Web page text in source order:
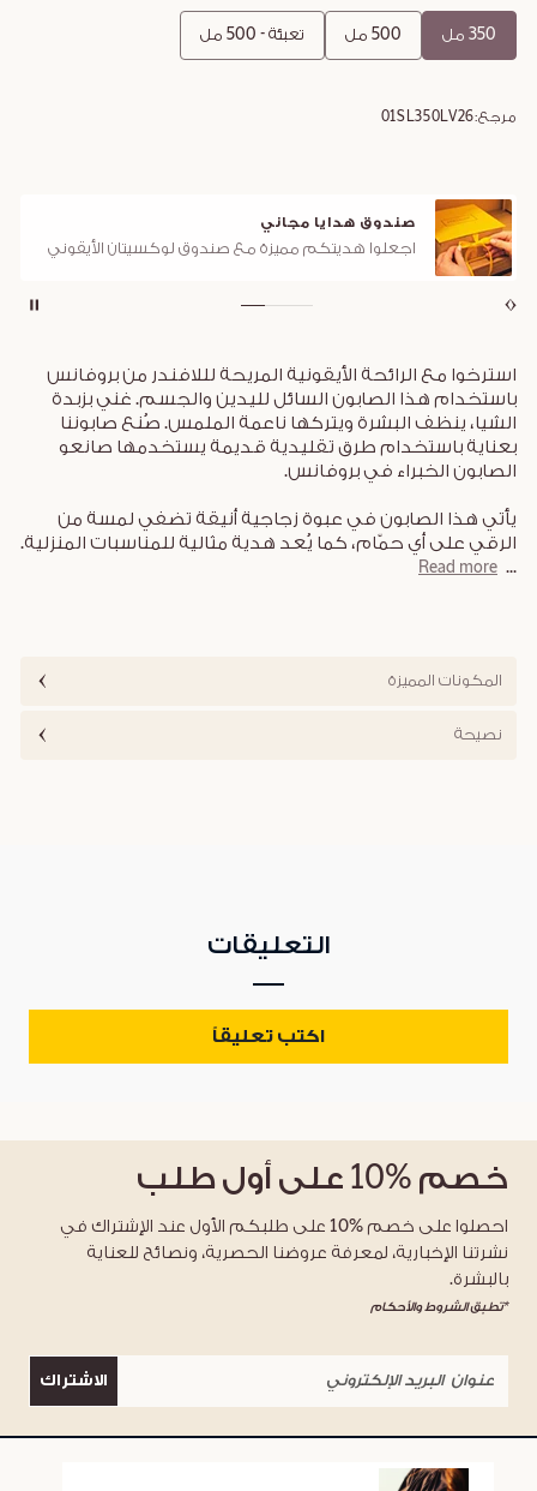
350 مل 500 مل تعبئة - 500 مل
مرجع:01SL350LV26
صندوق هدايا مجاني
اجعلوا هديتكم مميزة مع صندوق لوكسيتان الأيقوني
استرخوا مع الرائحة الأيقونية المريحة لللافندر من بروفانس
باستخدام هذا الصابون السائل لليدين والجسم. غني بزبدة
الشيا، ينظف البشرة ويتركها ناعمة الملمس. صُنع صابوننا
بعناية باستخدام طرق تقليدية قديمة يستخدمها صانعو
الصابون الخبراء في بروفانس.
يأتي هذا الصابون في عبوة زجاجية أنيقة تضفي لمسة من
الرقي على أي حمّام، كما يُعد هدية مثالية للمناسبات المنزلية.
...
Read more
المكونات المميزة
نصيحة
التعليقات
اكتب تعليقاً
خصم %10 على أول طلب
احصلوا على خصم %10 على طلبكم الأول عند الإشتراك في
نشرتنا الإخبارية، لمعرفة عروضنا الحصرية، ونصائح للعناية
بالبشرة.
*تطبق الشروط والأحكام
الاشتراك